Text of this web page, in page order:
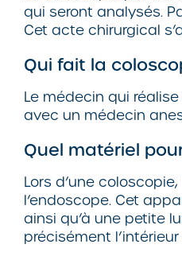
qui seront analysés.
Cet acte chirurgical
Qui fait la
Le médecin qui
avec un médecin
Quel matériel
Lors d’une
l’endoscope. Cet
ainsi qu’à une petite
précisément